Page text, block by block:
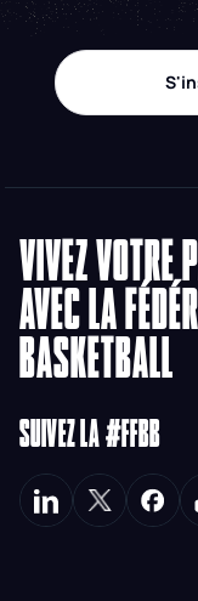
VIVEZ VOTRE
AVEC LA
BASKETBALL
SUIVEZ LA #FFBB